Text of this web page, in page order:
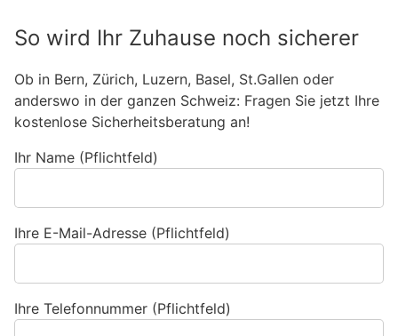
So wird Ihr Zuhause noch sicherer
Ob in Bern, Zürich, Luzern, Basel, St.Gallen oder
anderswo in der ganzen Schweiz: Fragen Sie jetzt Ihre
kostenlose Sicherheitsberatung an!
Ihr Name (Pflichtfeld)
Ihre E-Mail-Adresse (Pflichtfeld)
Ihre Telefonnummer (Pflichtfeld)